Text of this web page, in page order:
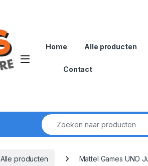
Open
Home Alle producten
Contact
Zoek naar:
Alle producten Mattel Games UNO